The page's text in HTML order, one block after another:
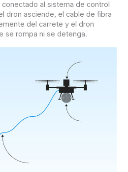
al sistema de control
dron asciende, el cable de fibra
del carrete y el dron
se rompa ni se detenga.